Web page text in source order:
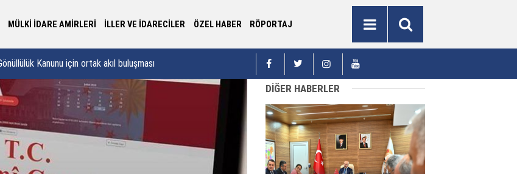
MÜLKİ İDARE AMİRLERİ İLLER VE İDARECİLER ÖZEL HABER RÖPORTAJ
12:19 Edirne'de 675 öğrenci yaz tatilini dolu dolu geçirdi 12:10 Evlilik yolundaki gençlere bağımlılık eğitimi
DİĞER HABERLER